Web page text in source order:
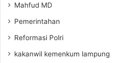
Mahfud MD
Pemerintahan
Reformasi Polri
kakanwil kemenkum lampung